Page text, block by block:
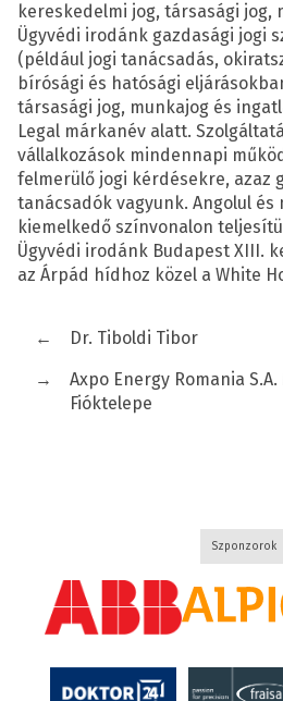
kereskedelmi jog, társasági jog,
Ügyvédi irodánk gazdasági jogi
(például jogi tanácsadás,
bírósági és hatósági
társasági jog, munkajog és
Legal márkanév alatt.
vállalkozások mindennapi
felmerülő jogi kérdésekre, azaz
tanácsadók vagyunk. Angolul és
kiemelkedő színvonalon
Ügyvédi irodánk Budapest XIII.
az Árpád hídhoz közel a White
←
Dr. Tiboldi Tibor
→
Axpo Energy Romania
Fióktelepe
Szponzorok